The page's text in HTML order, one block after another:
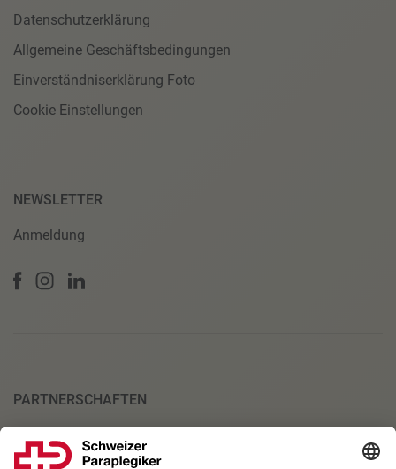
Datenschutzerklärung
Allgemeine Geschäftsbedingungen
Einverständniserklärung Foto
Cookie Einstellungen
NEWSLETTER
Anmeldung
PARTNERSCHAFTEN